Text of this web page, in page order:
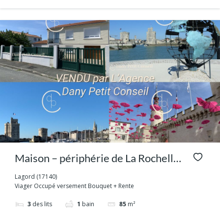
Maison – périphérie de La Rochelle
Viager occupé
Lagord (17140)
Viager Occupé versement Bouquet + Rente
3 des lits 1 bain 85 m²